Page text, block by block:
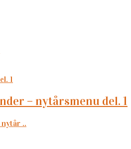
– nytårsmenu del. 1
..